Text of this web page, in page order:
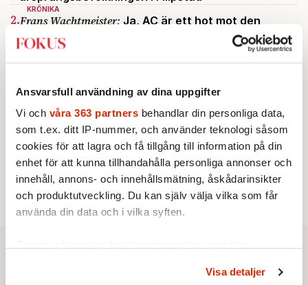
Ansvarsfull användning av dina uppgifter
Vi och våra 363 partners behandlar din personliga data,
som t.ex. ditt IP-nummer, och använder teknologi såsom
cookies för att lagra och få tillgång till information på din
enhet för att kunna tillhandahålla personliga annonser och
innehåll, annons- och innehållsmätning, åskådarinsikter
och produktutveckling. Du kan själv välja vilka som får
använda din data och i vilka syften.
Du kan ändra eller dra tillbaka ditt samtycke när som
Visa detaljer
KRÖNIKA
2.Frans Wachtmeister: Ja, AC är ett hot mot den
franska civilisationen
KRÖNIKA
3.Sakine Madon:Efter islamistdådet oroar sig
STICKET
4.Dan Korn:Quisling, quislingar och sten i glashus
KRÖNIKA
5. Nina Lekander: På ”Kommunisthögskolan” drömde
alla om att vara arbetarklass
STICKET
6.Johan Romin:Andersson, hur ska du få ihop det
här?